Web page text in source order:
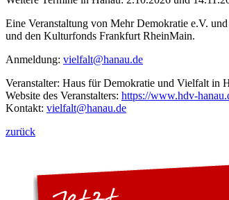
Eine Veranstaltung von Mehr Demokratie e.V.
und den Kulturfonds Frankfurt RheinMain.
Anmeldung: vielfalt@hanau.de
Veranstalter: Haus für Demokratie und Vielfalt in
Website des Veranstalters: https://www.hdv-
Kontakt: vielfalt@hanau.de
zurück